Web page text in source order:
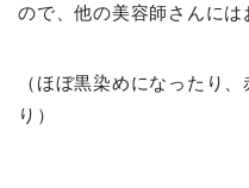
ので、他の美容師さんには
（ほぼ黒染めになったり
り）